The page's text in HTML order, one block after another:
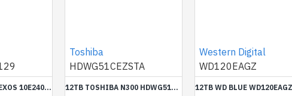
1200GB SEAGATE EXOS 10E2400 ST1200MM0129 10000RPM ENT. *BRING-IN-WARRANTY*
Toshiba
HDWG51CEZSTA
12TB TOSHIBA N300 HDWG51CEZSTA 7200RPM 512MB RETAIL
Western Digital
WD120EAGZ